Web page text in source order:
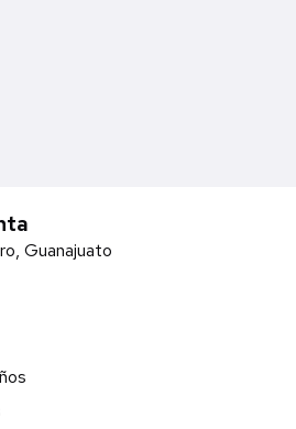
Guanajuato